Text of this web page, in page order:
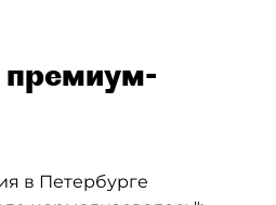
премиум-
в Петербурге